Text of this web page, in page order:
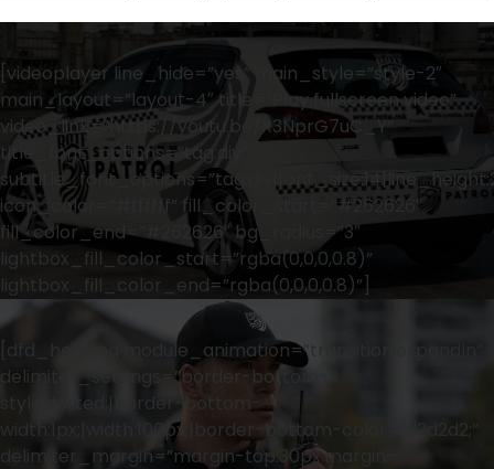
[videoplayer line_hide=”yes” main_style=”style-2″
main_layout=”layout-4″ title=”Play fullscreen video”
video_link=”https://youtu.be/X3NprG7uC_Y”
title_font_options=”tag:div”
icon_color=”#ffffff” fill_color_start=”#262626″
fill_color_end=”#262626″ bg_radius=”3″
lightbox_fill_color_start=”rgba(0,0,0,0.8)”
lightbox_fill_color_end=”rgba(0,0,0,0.8)”]
[dfd_heading module_animation=”transition.expandIn”
delimiter_settings=”border-bottom-
style:dotted;|border-bottom-
width:1px;|width:100px;|border-bottom-color:#d2d2d2;”
delimiter_margin=”margin-top:30px;margin-